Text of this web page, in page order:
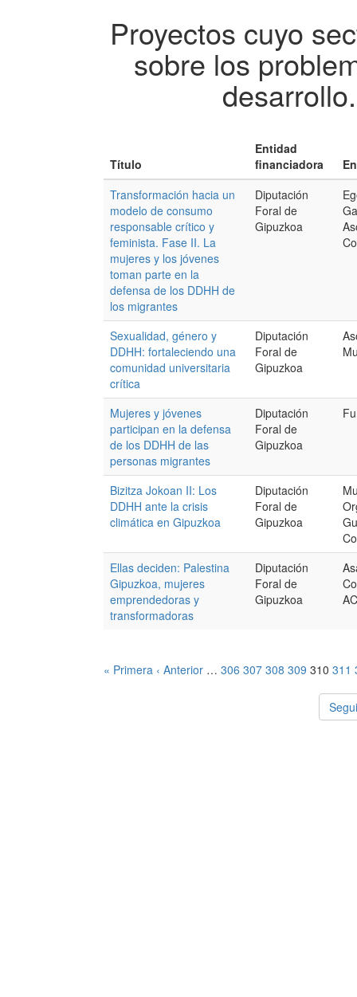
Proyectos cuyo
sobre los
Título
Entidad
financiadora
Transformación hacia un
modelo de consumo
responsable crítico y
feminista. Fase II. La
mujeres y los jóvenes
toman parte en la
defensa de los DDHH de
los migrantes
Diputación
Foral de
Gipuzkoa
Sexualidad, género y
DDHH: fortaleciendo una
comunidad universitaria
crítica
Diputación
Foral de
Gipuzkoa
Mujeres y jóvenes
participan en la defensa
de los DDHH de las
personas migrantes
Diputación
Foral de
Gipuzkoa
Bizitza Jokoan II: Los
DDHH ante la crisis
climática en Gipuzkoa
Diputación
Foral de
Gipuzkoa
Ellas deciden: Palestina
Gipuzkoa, mujeres
emprendedoras y
transformadoras
Diputación
Foral de
Gipuzkoa
« Primera ‹ Anterior … 306 307 308 309 310 311